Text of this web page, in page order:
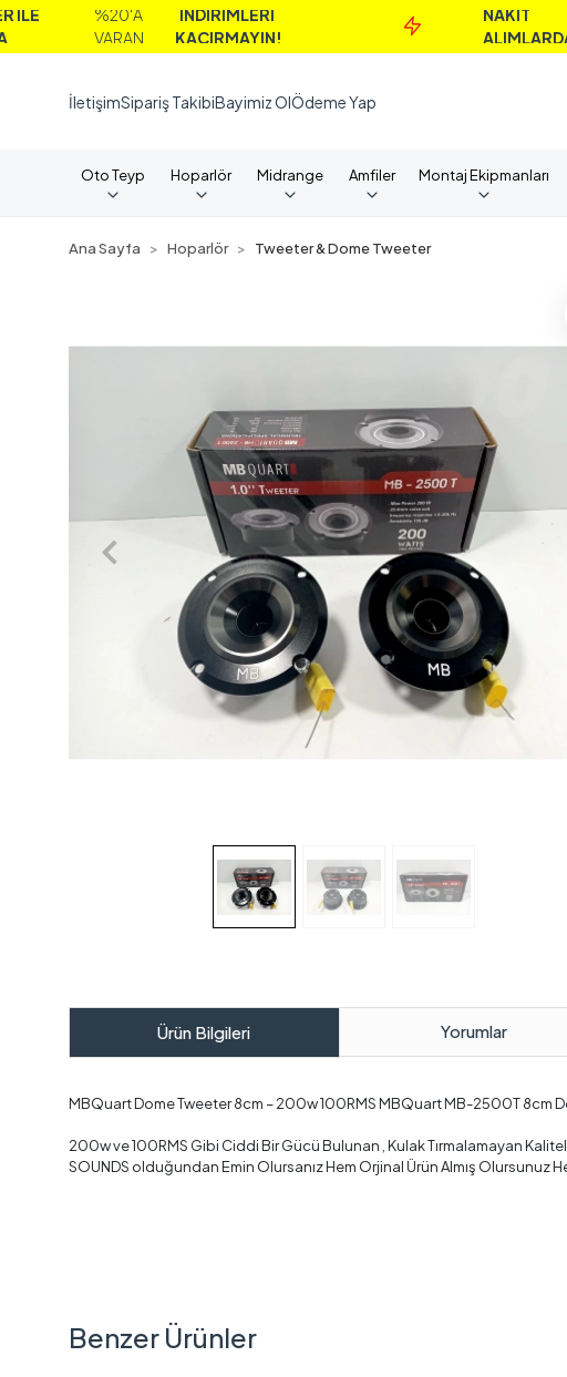
%20'A
İNDİRİMLERİ
KAÇIRMAYIN!
NAKİT
ALIMLARDA
İletişimSipariş TakibiBayimiz OlÖdeme Yap
Oto Teyp Hoparlör Midrange Amfiler Montaj Ekipmanları
Ana Sayfa Hoparlör Tweeter & Dome Tweeter
Ürün Bilgileri Yorumlar
MBQuart Dome Tweeter 8cm – 200w 100RMS MBQuart MB-2500T 8cm
200w ve 100RMS Gibi Ciddi Bir Gücü Bulunan , Kulak Tırmalamayan
SOUNDS olduğundan Emin Olursanız Hem Orjinal Ürün Almış Olursunuz
Benzer Ürünler